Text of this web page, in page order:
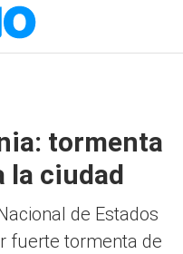
tormenta
la ciudad
de Estados
fuerte tormenta de